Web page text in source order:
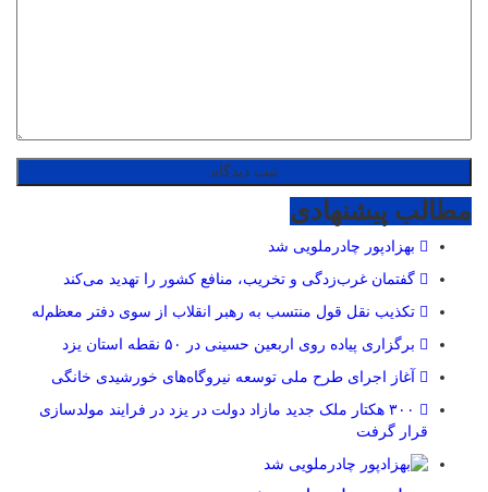
مطالب پیشنهادی
بهزادپور چادرملویی شد
گفتمان غرب‌زدگی و تخریب، منافع کشور را تهدید می‌کند
تکذیب نقل قول منتسب به رهبر انقلاب از سوی دفتر معظم‌له
برگزاری پیاده روی اربعین حسینی در ۵۰ نقطه استان یزد
آغاز اجرای طرح ملی توسعه نیروگاه‌های خورشیدی خانگی
۳۰۰ هکتار ملک جدید مازاد دولت در یزد در فرایند مولدسازی
قرار گرفت